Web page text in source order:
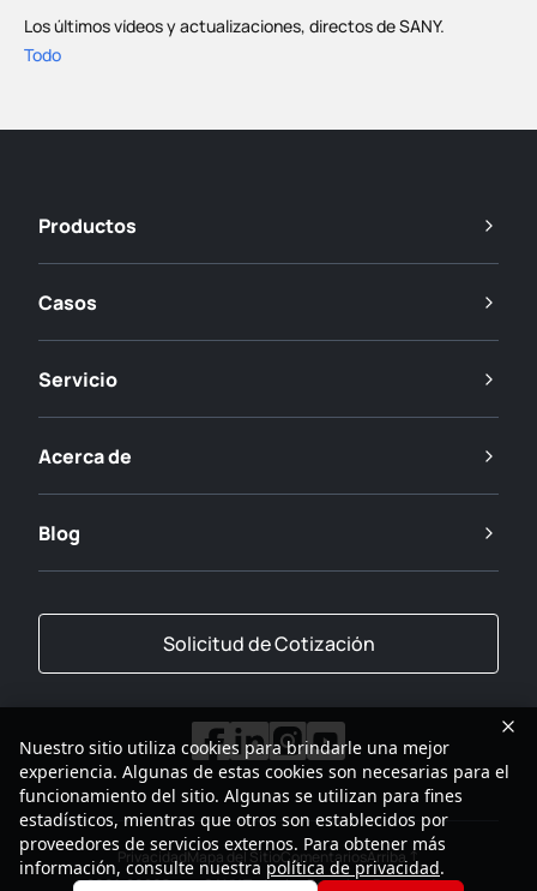
Los últimos vídeos y actualizaciones, directos de SANY.
Todo
Productos
Casos
Servicio
Acerca de
Blog
Solicitud de Cotización
2001-2026Grupo SANY Todos los Derechos Reservados
PrivacidadMapa del SitioComentariosArriba
Nuestro sitio utiliza cookies para brindarle una mejor
experiencia. Algunas de estas cookies son necesarias para el
funcionamiento del sitio. Algunas se utilizan para fines
estadísticos, mientras que otros son establecidos por
proveedores de servicios externos. Para obtener más
información, consulte nuestrapolítica de privacidad.